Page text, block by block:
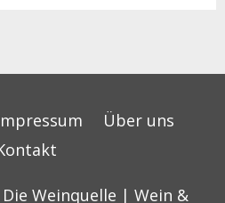
Über uns
Die Weinquelle | Wein &